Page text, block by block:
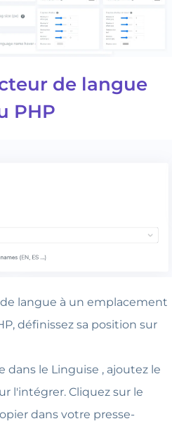
de langue
PHP
langue à un emplacement
définissez sa position sur
dans le Linguise , ajoutez le
l'intégrer. Cliquez sur le
dans votre presse-